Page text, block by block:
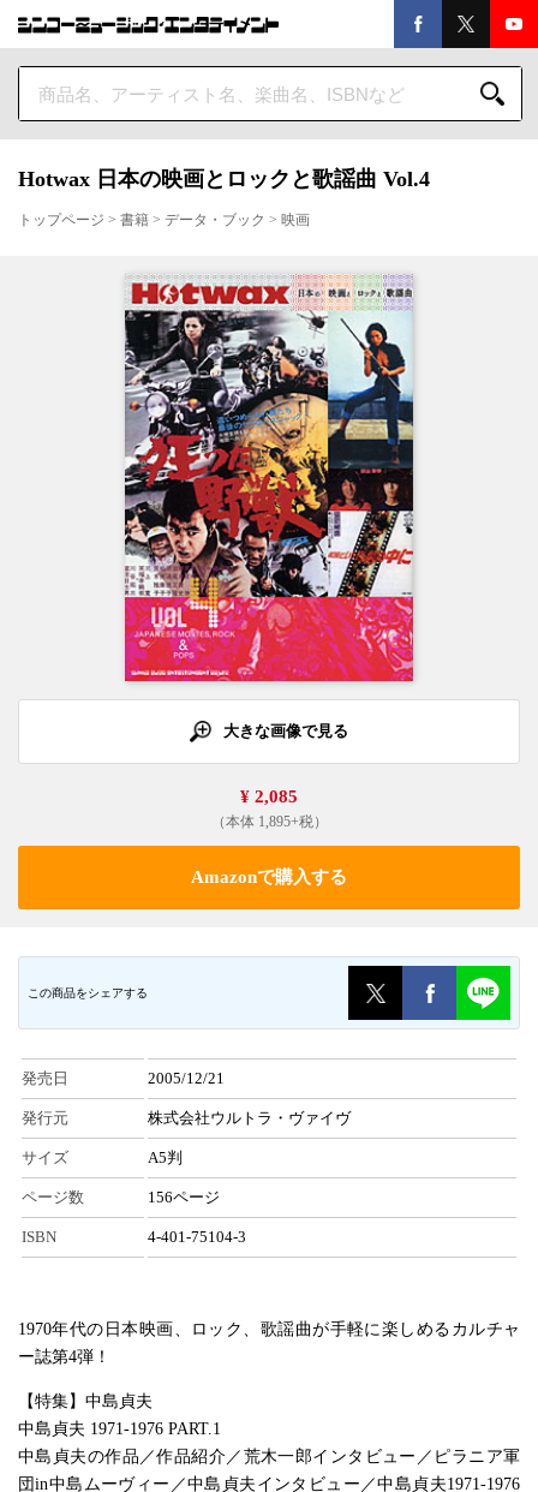
Hotwax 日本の映画とロックと歌謡曲 Vol.4
トップページ > 書籍 > データ・ブック > 映画
大きな画像で見る
¥ 2,085
（本体 1,895+税）
Amazonで購入する
この商品をシェアする
発売日 2005/12/21
発行元 株式会社ウルトラ・ヴァイヴ
サイズ A5判
ページ数 156ページ
ISBN 4-401-75104-3
1970年代の日本映画、ロック、歌謡曲が手軽に楽しめるカルチャ
ー誌第4弾！
【特集】中島貞夫
中島貞夫 1971-1976 PART.1
中島貞夫の作品／作品紹介／荒木一郎インタビュー／ピラニア軍
団in中島ムーヴィー／中島貞夫インタビュー／中島貞夫1971-1976